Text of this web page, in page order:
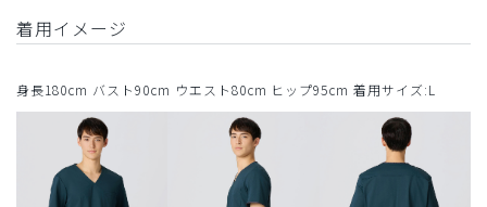
着用イメージ
身長180cm バスト90cm ウエスト80cm ヒップ95cm 着用サイズ:L